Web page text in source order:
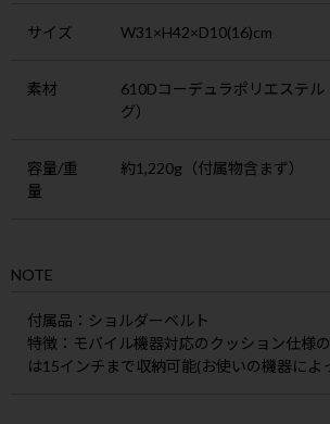
サイズ W31×H42×D10(16)cm
素材
610Dコーデュラポリエステル
グ）
容量/重
量
約1,220g（付属物含まず）
NOTE
付属品 ：ショルダーベルト
特徴 ：モバイル機器対応のクッション仕様
は15インチまで収納可能(お使いの機器によ